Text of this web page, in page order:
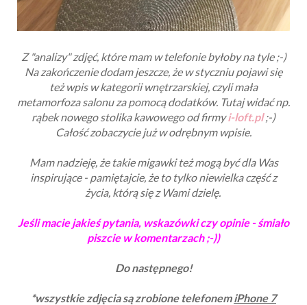
Z "analizy" zdjęć, które mam w telefonie byłoby na tyle ;-)
Na zakończenie dodam jeszcze, że w styczniu pojawi się
też wpis w kategorii wnętrzarskiej, czyli mała
metamorfoza salonu za pomocą dodatków. Tutaj widać np.
rąbek nowego stolika kawowego od firmyi-loft.pl ;-)
Całość zobaczycie już w odrębnym wpisie.
Mam nadzieję, że takie migawki też mogą być dla Was
inspirujące - pamiętajcie, że to tylko niewielka część z
życia, którą się z Wami dzielę.
Jeśli macie jakieś pytania, wskazówki czy opinie - śmiało
piszcie w komentarzach ;-))
Do następnego!
*wszystkie zdjęcia są zrobione telefonemiPhone 7